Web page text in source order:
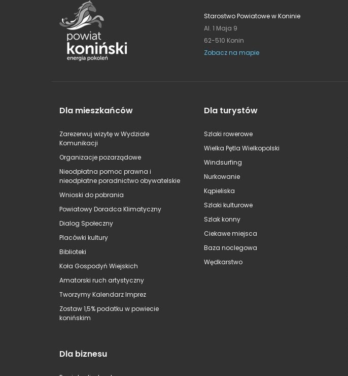
Starostwo Powiatowe w Koninie
Al. 1 Maja 9
62-510 Konin
Zobacz na mapie
Dla mieszkańców
Zarezerwuj wizytę w Wydziale
Komunikacji
Organizacje pozarządowe
Nieodpłatna pomoc prawna i
nieodpłatne poradnictwo obywatelskie
Wnioski do pobrania
Powiatowy Doradca Klimatyczny
Dialog Społeczny
Placówki kultury
Biblioteki
Koła Gospodyń Wiejskich
Amatorski ruch artystyczny
Tworzymy Kalendarz Imprez
Zostaw 1,5% podatku w powiecie
konińskim
Dla biznesu
Dla turystów
Szlaki rowerowe
Wielka Pętla Wielkopolski
Windsurfing
Nurkowanie
Kąpieliska
Szlaki kulturowe
Szlak konny
Ciekawe miejsca
Baza noclegowa
Wędkarstwo